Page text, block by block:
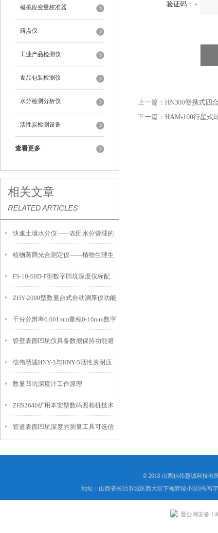
模拟应变量校准器
露点仪
工业产品检测仪
食品包装检测仪
水分检测分析仪
活性炭检测设备
查看更多
相关文章
RELATED ARTICLES
快速土壤水分仪——农田水分管理的
便携式检测工具
植物蒸腾光合测定仪——植物生理生
态的实时监测设备
FS-10-60D-F型数字凹坑深度仪标配
IP54级表头分辨率0.01mm量程
10mm！
ZHY-2000型数显台式自动测厚仪功能
特点
千分分辨率0.001mm量程0-10mm数字
埋头度仪技术参数！
管壁表面凹坑仪具备数据保持功能避
免测试过程中测针移动导致数据变动
信伟慧诚HNY-3与HNY-5活性炭耐压
强度测定仪技术参数！
数显凹坑深度计工作原理
ZHS2640矿用本安型数码照相机技术
参数！
管道表面凹坑深度的测量工具可选信
验证码：
上一篇： HN300便携式四
下一篇： HAM-100行星式
© 2018 山西信伟慧诚科技有
地址：山西省长治市城区西大街下梅辉坡小区8号写
晋公网安备